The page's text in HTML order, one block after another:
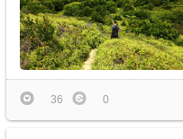
36 0